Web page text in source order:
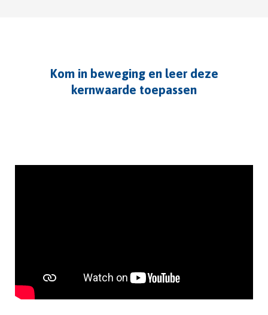
Kom in beweging en leer deze
kernwaarde toepassen